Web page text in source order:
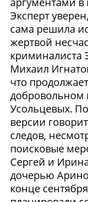
Эксперт
сама решила
жертвой
криминалиста
Михаил
что
добровольном
Усольцевых.
версии
следов,
поисковые
Сергей и
дочерью
конце